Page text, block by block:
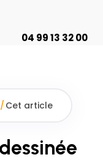
04 99 13 32 00
/ Cet article